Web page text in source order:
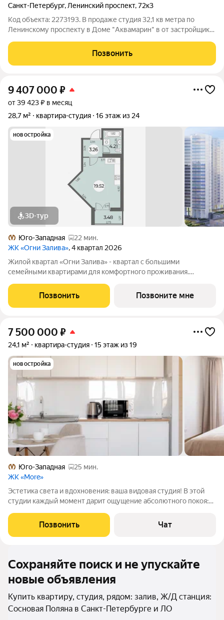
Санкт-Петербург, Ленинский проспект,72к3
Код объекта: 2273193. В продаже студия 32,1 кв метра по
Ленинскому проспекту в Доме "Аквамарин" в от застройщика
стильными архитектурными фасадами. Красносельский район
один из самых экологически
Позвонить
9 407 000 ₽
от 39 423 ₽ в месяц
28,7 м²
квартира-студия 16 этаж из 24
новостройка
3D-тур
Юго-Западная
22 мин.
ЖК «Огни Залива», 4 квартал 2026
Жилой квартал «Огни Залива» - квартал с большими
семейными квартирами для комфортного проживания.
социальная среда. В проекте IV очереди преобладают двух и
Позвонить Позвоните мне
7 500 000 ₽
24,1 м² квартира-студия 15 этаж из 19
новостройка
Юго-Западная
25 мин.
ЖК «More»
Эстетика света и вдохновения: ваша видовая студия! В этой
студии каждый момент дарит ощущение абсолютного покоя:
центр вашего комфорта, откуда открывается завораживающий
вид на закатное небо.
Позвонить Чат
Сохраняйте поиск и не упускайте
новые объявления
Купить квартиру, студия, рядом: залив, Ж/Д станция:
Сосновая Поляна в Санкт-Петербурге и ЛО